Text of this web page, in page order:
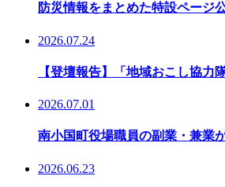
防災情報をまとめた特設ページ
2026.07.24
【登壇報告】「地域おこし協
2026.07.01
南小国町役場職員の副業・兼業
2026.06.23